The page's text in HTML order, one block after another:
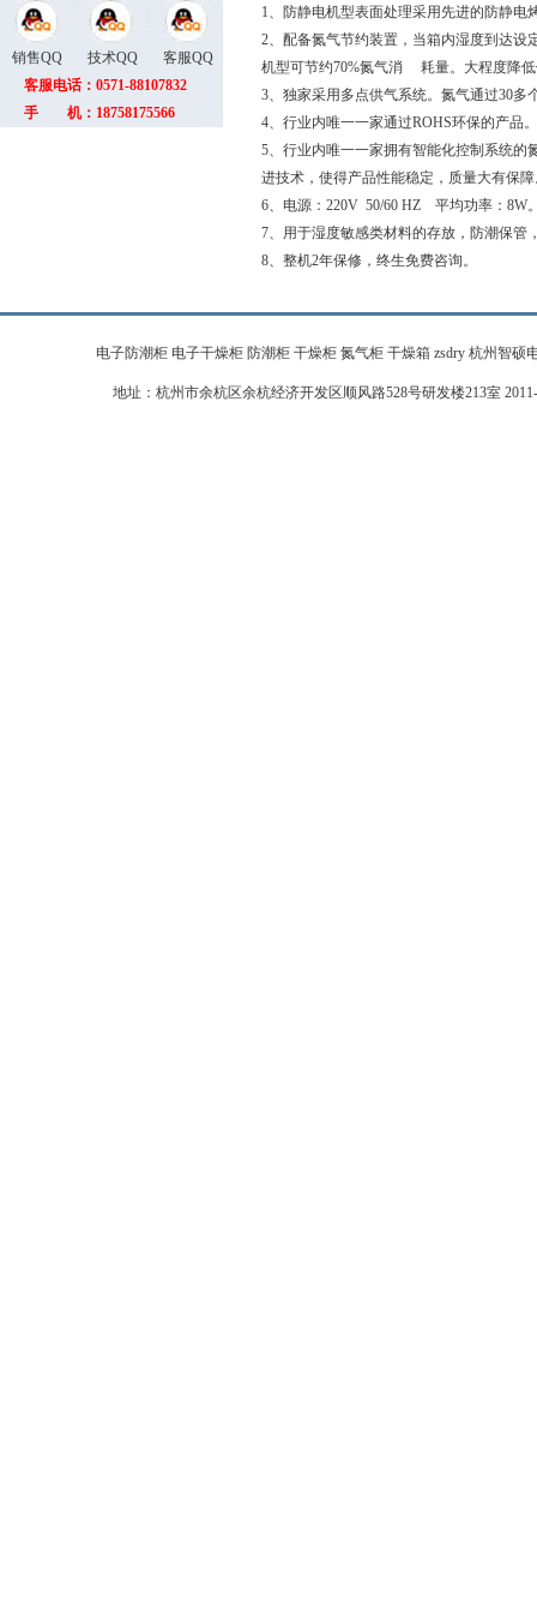
销售QQ 技术QQ
客服QQ
客服电话：0571-88107832
手 机：18758175566
1、防静电机型表面处理采用先进的防静电
2、配备氮气节约装置，当箱内湿度到达设
机型可节约70%氮气消 耗量。大程度降
3、独家采用多点供气系统。氮气通过30
4、行业内唯一一家通过ROHS环保的产品
5、行业内唯一一家拥有智能化控制系统的
进技术，使得产品性能稳定，质量大有保
6、电源：220V 50/60 HZ 平均功率：8W
7、用于湿度敏感类材料的存放，防潮保管
8、整机2年保修，终生免费咨询。
电子防潮柜 电子干燥柜 防潮柜 干燥柜 氮气柜 干燥箱 zsdry 杭州智硕
地址：杭州市余杭区余杭经济开发区顺风路528号研发楼213室 2011-